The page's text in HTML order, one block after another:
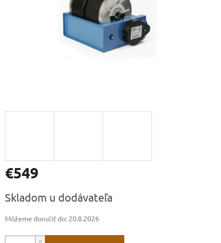
€549
cena:
Skladom u dodávateľa
Môžeme doručiť do: 20.8.2026